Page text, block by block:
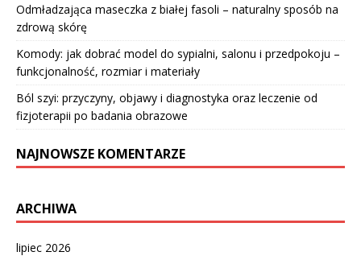
Odmładzająca maseczka z białej fasoli – naturalny sposób na
zdrową skórę
Komody: jak dobrać model do sypialni, salonu i przedpokoju –
funkcjonalność, rozmiar i materiały
Ból szyi: przyczyny, objawy i diagnostyka oraz leczenie od
fizjoterapii po badania obrazowe
NAJNOWSZE KOMENTARZE
ARCHIWA
lipiec 2026